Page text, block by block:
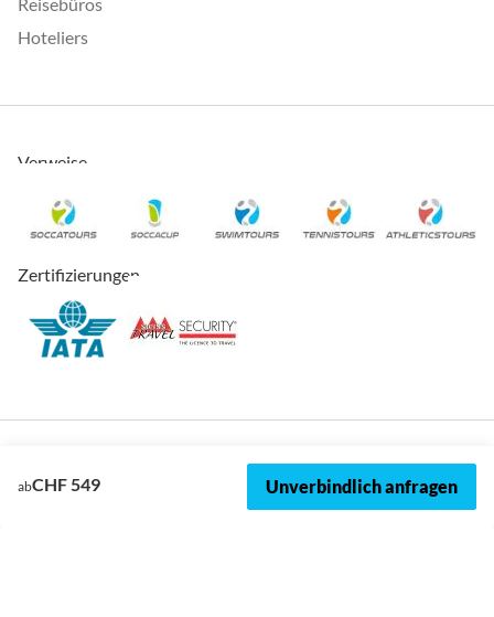
abCHF 549 Unverbindlich anfragen
Hoteliers
Verweise
Zertifizierungen